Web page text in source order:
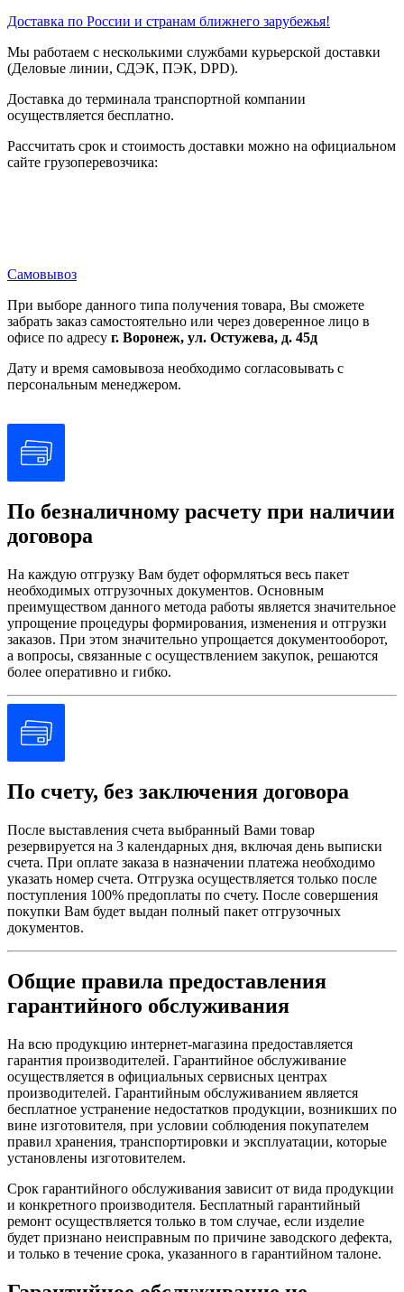
рабочий ход
состояния)
4,3 мм (полный ход)
рабочая сила
3,8 Н Н.О. изменение коммутационного
состояния
Механическая
износостойкость
10000000 циклы
Пересечение совместим с Philips No 1
отвертка
контактов
защита от
короткого
10 А плавкая вставка тип gG в соответствии
с EN/IEC 60947-5-1
[Ith] условный
тепловой ток на
воздухе
[Ui]
номинальное
напряжение
[Up]
номинальное
импульсное
на
[Ie]
рабочий ток
3 А в 240 В, AC-15, A600 в соответствии с
EN/IEC 60947-5-1
6 А в 120 В AC 50/60Hz, AC-15, A600 в
соответствии с EN/IEC 60947-5-1
0,1 А в 600 В, DC-13, Q600 в соответствии с
EN/IEC 60947-5-1
0,27 А в 250 В, DC-13, Q600 в соответствии
1000000 циклы, AC-15, 2 А в 230 В,
коэффициент нагрузки: 0,5 в соответствии с
EN/МЭК 60947-5-1 приложение С
1000000 циклы, AC-15, 3 А в 120 В AC
50/60Hz, производительность <3600 цикл/ч,
коэффициент нагрузки: 0,5 в соответствии с
EN/МЭК 60947-5-1 приложение С
EN/МЭК 60947-5-1 приложение С
1000000 циклы, DC-13, 0,2 А в 110 В,
производительность <3600 цикл/ч,
EN/МЭК 60947-5-1 приложение С
1000000 циклы, DC-13, 0,5 А в 24 В,
производительность <3600 цикл/ч,
коэффициент нагрузки: 0,5 в соответствии с
EN/МЭК 60947-5-1 приложение С
электрическая
надежность
МЭК 60947-5-4
Λ < 10exp(-6) в 5 В и 1 мА для чистой среды
в соответствии с EN/IEC 60947-5-4
Λ < 10exp(-8) в 17 В и 5 мА для чистой
Комплектация
изделия
Изделие в сборе
Условия эксплуатации
Защитное
TH
Доставка по России и странам ближнего зарубежья!
Мы работаем с несколькими службами курьерской доставки
(Деловые линии, СДЭК, ПЭК, DPD).
Доставка до терминала транспортной компании
осуществляется бесплатно.
Рассчитать срок и стоимость доставки можно на официальном
сайте грузоперевозчика:
Самовывоз
При выборе данного типа получения товара, Вы сможете
забрать заказ самостоятельно или через доверенное лицо в
офисе по адресу г. Воронеж, ул. Остужева, д. 45д
Дату и время самовывоза необходимо согласовывать с
персональным менеджером.
По безналичному расчету при наличии
договора
На каждую отгрузку Вам будет оформляться весь пакет
необходимых отгрузочных документов. Основным
преимуществом данного метода работы является значительное
упрощение процедуры формирования, изменения и отгрузки
заказов. При этом значительно упрощается документооборот,
а вопросы, связанные с осуществлением закупок, решаются
более оперативно и гибко.
По счету, без заключения договора
После выставления счета выбранный Вами товар
резервируется на 3 календарных дня, включая день выписки
счета. При оплате заказа в назначении платежа необходимо
указать номер счета. Отгрузка осуществляется только после
поступления 100% предоплаты по счету. После совершения
покупки Вам будет выдан полный пакет отгрузочных
документов.
Общие правила предоставления
гарантийного обслуживания
На всю продукцию интернет-магазина предоставляется
гарантия производителей. Гарантийное обслуживание
осуществляется в официальных сервисных центрах
производителей. Гарантийным обслуживанием является
бесплатное устранение недостатков продукции, возникших по
вине изготовителя, при условии соблюдения покупателем
правил хранения, транспортировки и эксплуатации, которые
установлены изготовителем.
Срок гарантийного обслуживания зависит от вида продукции
и конкретного производителя. Бесплатный гарантийный
ремонт осуществляется только в том случае, если изделие
будет признано неисправным по причине заводского дефекта,
и только в течение срока, указанного в гарантийном талоне.